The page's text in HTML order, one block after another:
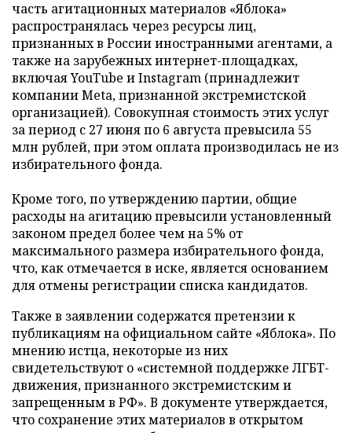
часть агитационных материалов «Яблока»
распространялась через ресурсы лиц,
признанных в России иностранными агентами, а
также на зарубежных интернет-площадках,
включая YouTube и Instagram (принадлежит
компании Meta, признанной экстремистской
организацией). Совокупная стоимость этих услуг
за период с 27 июня по 6 августа превысила 55
млн рублей, при этом оплата производилась не из
избирательного фонда.
Кроме того, по утверждению партии, общие
расходы на агитацию превысили установленный
законом предел более чем на 5% от
максимального размера избирательного фонда,
что, как отмечается в иске, является основанием
для отмены регистрации списка кандидатов.
Также в заявлении содержатся претензии к
публикациям на официальном сайте «Яблока». По
мнению истца, некоторые из них
свидетельствуют о «системной поддержке ЛГБТ-
движения, признанного экстремистским и
запрещенным в РФ». В документе утверждается,
что сохранение этих материалов в открытом